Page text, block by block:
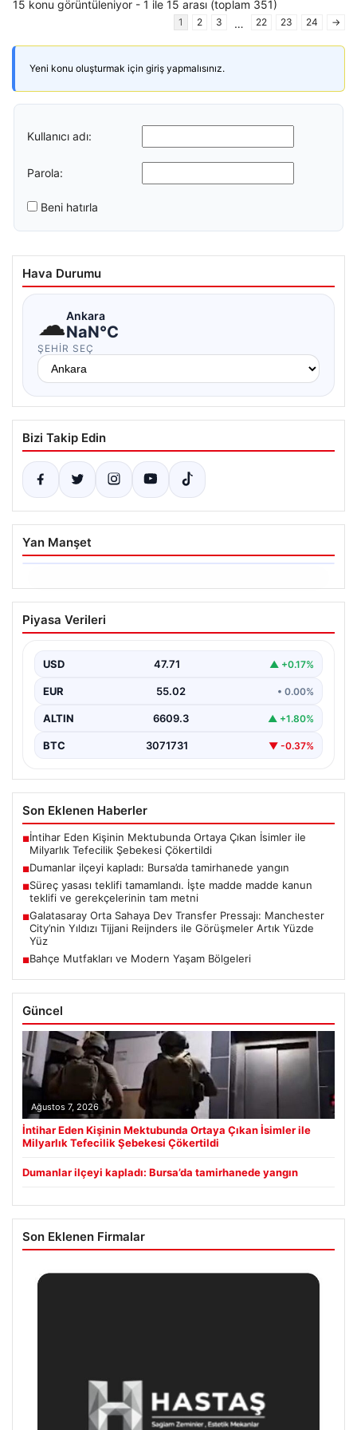
15 konu görüntüleniyor - 1 ile 15 arası (toplam 351)
1 2 3 … 22 23 24 →
Yeni konu oluşturmak için giriş yapmalısınız.
Kullanıcı adı:
Parola:
Beni hatırla
Hava Durumu
☁Ankara
NaN°C
ŞEHIR SEÇ
Bizi Takip Edin
Yan Manşet
06.08.2026
Dumanlar ilçeyi kapladı: Bursa’da
tamirhanede yangın
Piyasa Verileri
USD 47.71 ▲ +0.17%
EUR 55.02 • 0.00%
ALTIN 6609.3 ▲ +1.80%
BTC 3071731 ▼ -0.37%
Son Eklenen Haberler
■İntihar Eden Kişinin Mektubunda Ortaya Çıkan İsimler ile
Milyarlık Tefecilik Şebekesi Çökertildi
■Dumanlar ilçeyi kapladı: Bursa’da tamirhanede yangın
■Süreç yasası teklifi tamamlandı. İşte madde madde kanun
teklifi ve gerekçelerinin tam metni
■Galatasaray Orta Sahaya Dev Transfer Pressajı: Manchester
City’nin Yıldızı Tijjani Reijnders ile Görüşmeler Artık Yüzde
Yüz
■Bahçe Mutfakları ve Modern Yaşam Bölgeleri
Güncel
Ağustos 7, 2026
İntihar Eden Kişinin Mektubunda Ortaya Çıkan İsimler ile
Milyarlık Tefecilik Şebekesi Çökertildi
Dumanlar ilçeyi kapladı: Bursa’da tamirhanede yangın
Son Eklenen Firmalar